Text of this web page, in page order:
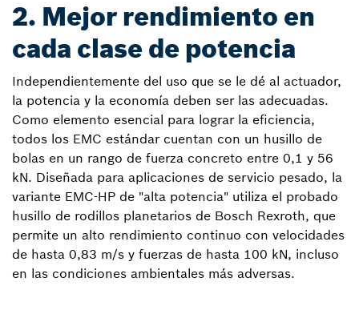
2. Mejor rendimiento en
cada clase de potencia
Independientemente del uso que se le dé al actuador,
la potencia y la economía deben ser las adecuadas.
Como elemento esencial para lograr la eficiencia,
todos los EMC estándar cuentan con un husillo de
bolas en un rango de fuerza concreto entre 0,1 y 56
kN. Diseñada para aplicaciones de servicio pesado, la
variante EMC-HP de "alta potencia" utiliza el probado
husillo de rodillos planetarios de Bosch Rexroth, que
permite un alto rendimiento continuo con velocidades
de hasta 0,83 m/s y fuerzas de hasta 100 kN, incluso
en las condiciones ambientales más adversas.